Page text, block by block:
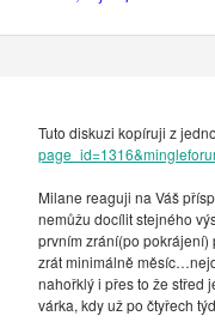
Tuto diskuzi kopíruji z
Milane reaguji na Váš
nemůžu docílit stejného
prvním zrání(po
zrát minimálně
nahořklý i přes to že střed
várka, kdy už po čtyřech